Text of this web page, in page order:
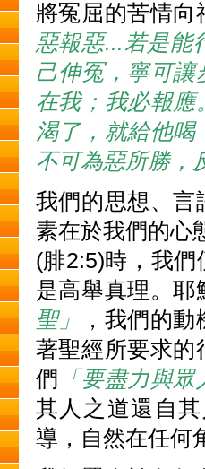
將冤屈的苦情向
惡報惡...若是能
己伸冤，寧可
在我；我必報應
渴了，就給他
不可為惡所勝，
我們的思想、言
素在於我們的心
(腓2:5)時，我
是高舉真理。耶
聖」
，我們的
著聖經所要求的
們 「要盡力與
其人之道還自
導，自然在任何